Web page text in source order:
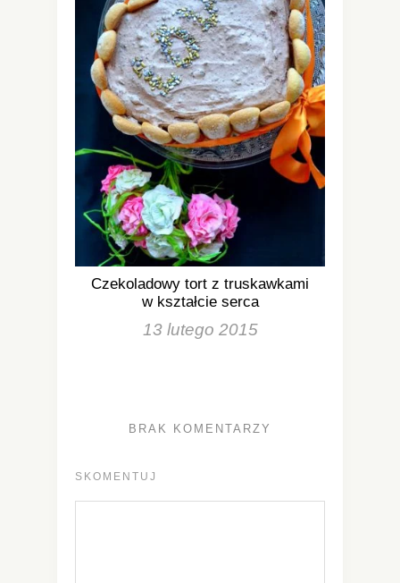
Czekoladowy tort z truskawkami
w kształcie serca
13 lutego 2015
BRAK KOMENTARZY
SKOMENTUJ